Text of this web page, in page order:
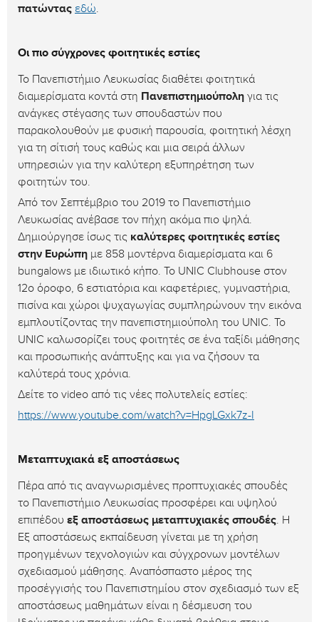
πατώντας εδώ.
Οι πιο σύγχρονες φοιτητικές εστίες
Το Πανεπιστήμιο Λευκωσίας διαθέτει φοιτητικά
διαμερίσματα κοντά στη Πανεπιστημιούπολη για τις
ανάγκες στέγασης των σπουδαστών που
παρακολουθούν με φυσική παρουσία, φοιτητική λέσχη
για τη σίτισή τους καθώς και μια σειρά άλλων
υπηρεσιών για την καλύτερη εξυπηρέτηση των
φοιτητών του.
Από τον Σεπτέμβριο του 2019 το Πανεπιστήμιο
Λευκωσίας ανέβασε τον πήχη ακόμα πιο ψηλά.
Δημιούργησε ίσως τις καλύτερες φοιτητικές εστίες
στην Ευρώπη με 858 μοντέρνα διαμερίσματα και 6
bungalows με ιδιωτικό κήπο. To UNIC Clubhouse στον
12ο όροφο, 6 εστιατόρια και καφετέριες, γυμναστήρια,
πισίνα και χώροι ψυχαγωγίας συμπληρώνουν την εικόνα
εμπλουτίζοντας την πανεπιστημιούπολη του UNIC. Το
UNIC καλωσορίζει τους φοιτητές σε ένα ταξίδι μάθησης
και προσωπικής ανάπτυξης και για να ζήσουν τα
καλύτερά τους χρόνια.
Δείτε το video από τις νέες πολυτελείς εστίες:
https://www.youtube.com/watch?v=HpgLGxk7z-I
Μεταπτυχιακά εξ αποστάσεως
Πέρα από τις αναγνωρισμένες προπτυχιακές σπουδές
το Πανεπιστήμιο Λευκωσίας προσφέρει και υψηλού
επιπέδου εξ αποστάσεως μεταπτυχιακές σπουδές. Η
Εξ αποστάσεως εκπαίδευση γίνεται με τη χρήση
προηγμένων τεχνολογιών και σύγχρονων μοντέλων
σχεδιασμού μάθησης. Αναπόσπαστο μέρος της
προσέγγισής του Πανεπιστημίου στον σχεδιασμό των εξ
αποστάσεως μαθημάτων είναι η δέσμευση του